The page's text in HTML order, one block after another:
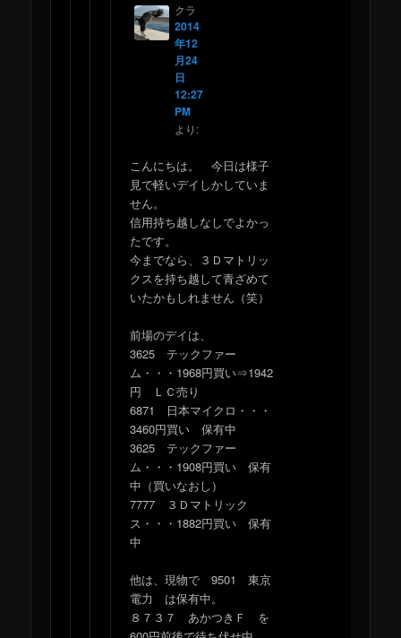
クラ
2014
年12
月24
日
12:27
PM
より:
こんにちは。 今日は様子
見で軽いデイしかしていま
せん。
信用持ち越しなしでよかっ
たです。
今までなら、３Ｄマトリッ
クスを持ち越して青ざめて
いたかもしれません（笑）
前場のデイは、
3625 テックファー
ム・・・1968円買い⇒1942
円 ＬＣ売り
6871 日本マイクロ・・・
3460円買い 保有中
3625 テックファー
ム・・・1908円買い 保有
中（買いなおし）
7777 ３Ｄマトリック
ス・・・1882円買い 保有
中
他は、現物で 9501 東京
電力 は保有中。
８７３７ あかつきＦ を